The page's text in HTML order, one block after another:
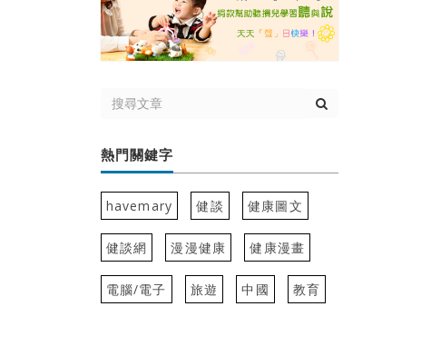
熱門關鍵字
havemary 健談 健康圖文
健談網 漫漫健康 健康漫畫
電腦/電子 旅遊 中國 教育